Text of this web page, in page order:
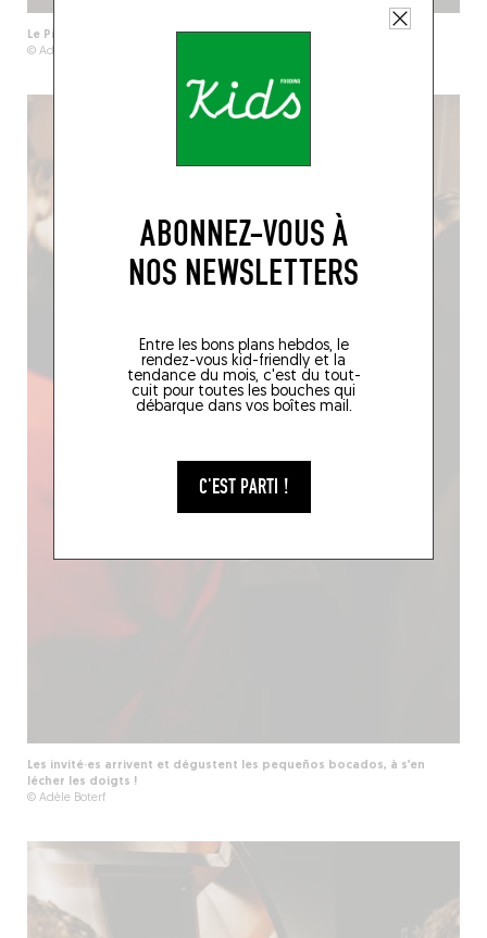
ABONNEZ-VOUS À
NOS NEWSLETTERS
Entre les bons plans hebdos, le
rendez-vous kid-friendly et la
tendance du mois, c'est du tout-
cuit pour toutes les bouches qui
débarque dans vos boîtes mail.
C'EST PARTI !
Le Pineapple Daiquiri, aussi beau que bon !
© Adèle Boterf
Les invité·es arrivent et dégustent les pequeños bocados, à s’en
lécher les doigts !
© Adèle Boterf